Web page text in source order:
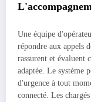
Une équipe
répondre aux appels
rassurent et évaluent
adaptée. Le système
d'urgence à tout
connecté. Les